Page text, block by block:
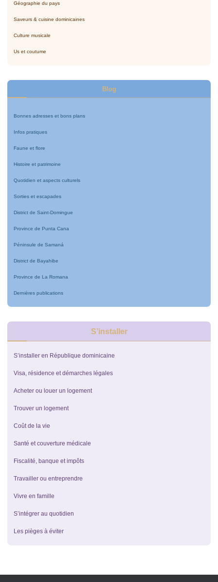
Géographie du pays
Saveurs & cuisine dominicaines
Culture musicale
Us et coutume
Blog
Bonnes adresses et bons plans
Infos pratiques
Faune et flore
Histoire et patrimoine
Quotidien et aspects culturels
Sorties et escapades
District de Saint-Domingue
Province de Punta Cana
Péninsule de Samaná
District de Bayahibe
Province de La Romana
Dernières publications
S’installer
S’installer en République dominicaine
Visa, résidence et démarches légales
Acheter ou louer un logement
Trouver un logement
Coût de la vie
Santé et couverture médicale
Fiscalité, banque et impôts
Travailler ou entreprendre
Vivre en famille
S’intégrer au quotidien
Les pièges à éviter